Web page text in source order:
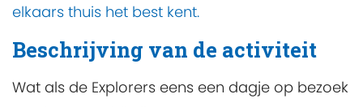
elkaars thuis het best kent.
Beschrijving van de activiteit
Wat als de Explorers eens een dagje op bezoek